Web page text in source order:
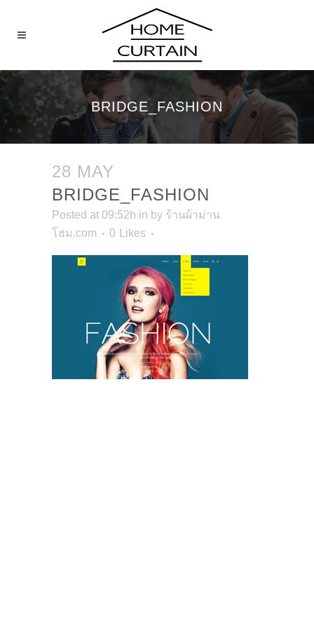
BRIDGE_FASHION
28 MAY
BRIDGE_FASHION
Posted at 09:52h in by ร้านผ้าม่าน
โฮม.com
0 Likes